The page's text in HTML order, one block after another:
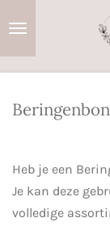
hoofdinhoud
Beringenbon
Heb je een
Je kan deze
volledige